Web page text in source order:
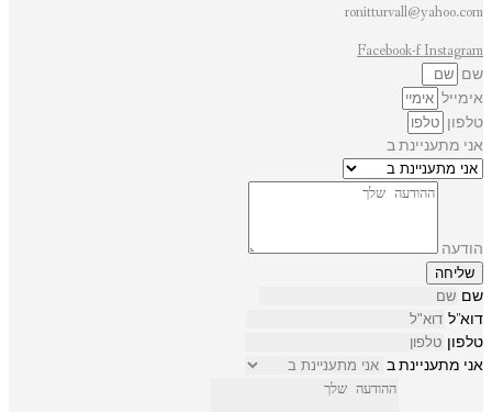
ronitturvall@yahoo.com
Facebook-f Instagram
שם
אימייל
טלפון
אני מתעניינת ב
הודעה
שליחה
שם
דוא"ל
טלפון
אני מתעניינת ב